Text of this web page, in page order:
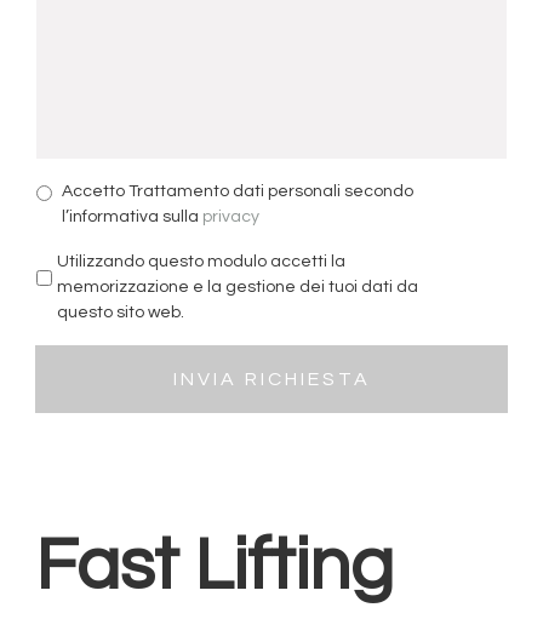
Accetto Trattamento dati personali secondo
l’informativa sulla privacy
Utilizzando questo modulo accetti la
memorizzazione e la gestione dei tuoi dati da
questo sito web.
Fast Lifting